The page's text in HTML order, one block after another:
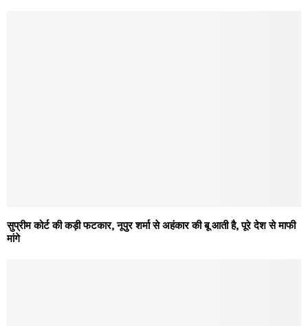
सुप्रीम कोर्ट की कड़ी फटकार, नूपुर शर्मा से अहंकार की बू आती है, पूरे देश से माफी
मांगे